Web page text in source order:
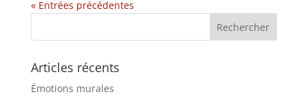
« Entrées précédentes
Articles récents
Émotions murales